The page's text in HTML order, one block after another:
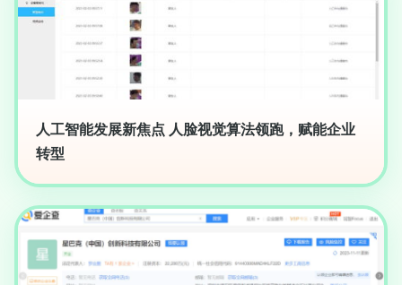
人工智能发展新焦点 人脸视觉算法领跑，赋能企业
转型